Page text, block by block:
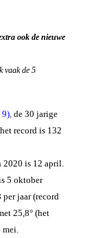
ook de nieuwe
vaak de 5
9), de 30 jarige
record is 132
2020 is 12 april.
5 oktober
per jaar (record
25,8° (het
mei.